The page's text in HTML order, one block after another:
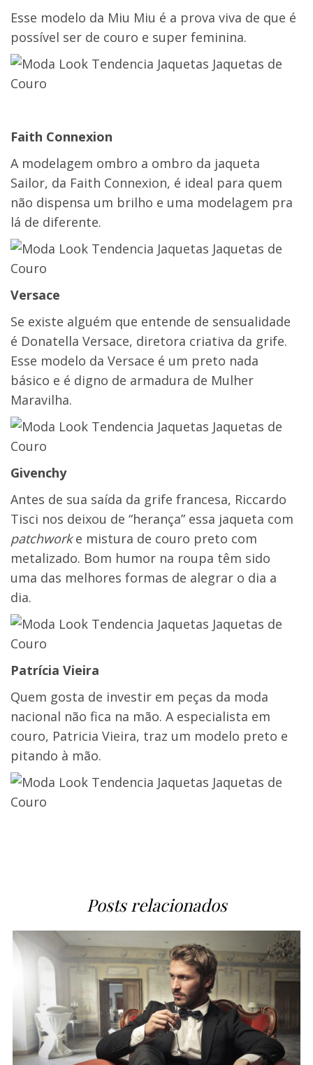
Esse modelo da Miu Miu é a prova viva de que é
possível ser de couro e super feminina.
Faith Connexion
A modelagem ombro a ombro da jaqueta
Sailor, da Faith Connexion, é ideal para quem
não dispensa um brilho e uma modelagem pra
lá de diferente.
Versace
Se existe alguém que entende de sensualidade
é Donatella Versace, diretora criativa da grife.
Esse modelo da Versace é um preto nada
básico e é digno de armadura de Mulher
Maravilha.
Givenchy
Antes de sua saída da grife francesa, Riccardo
Tisci nos deixou de “herança” essa jaqueta com
patchworke mistura de couro preto com
metalizado. Bom humor na roupa têm sido
uma das melhores formas de alegrar o dia a
dia.
Patrícia Vieira
Quem gosta de investir em peças da moda
nacional não fica na mão. A especialista em
couro, Patricia Vieira, traz um modelo preto e
pitando à mão.
Posts relacionados